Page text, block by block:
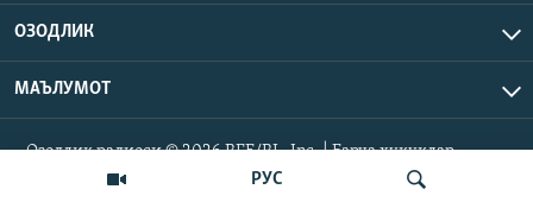
РУС
ОЗОДЛИК
МАЪЛУМОТ
Озодлик радиоси © 2026 RFE/RL, Inc. | Барча ҳуқуқлар
ҳимояланган.